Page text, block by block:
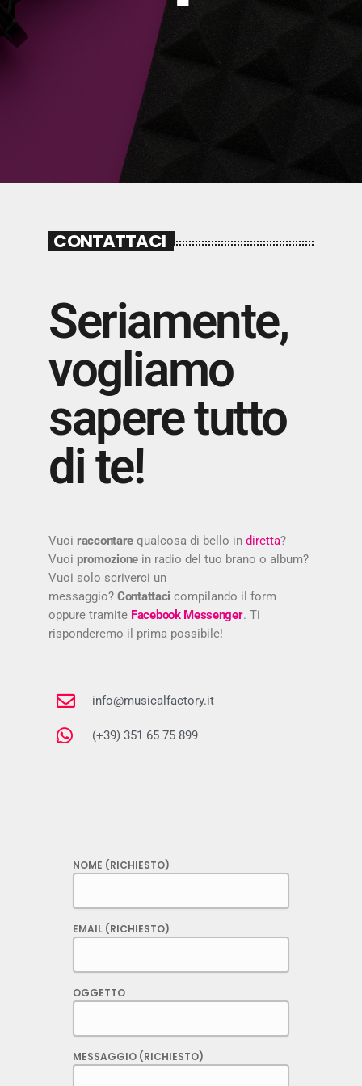
CONTATTACI
Seriamente,
vogliamo
sapere tutto
di te!
Vuoi raccontare qualcosa di bello in diretta?
Vuoi promozione in radio del tuo brano o album?
Vuoi solo scriverci un
messaggio? Contattaci compilando il form
oppure tramite Facebook Messenger. Ti
risponderemo il prima possibile!
info@musicalfactory.it
(+39) 351 65 75 899
NOME (RICHIESTO)
EMAIL (RICHIESTO)
OGGETTO
MESSAGGIO (RICHIESTO)